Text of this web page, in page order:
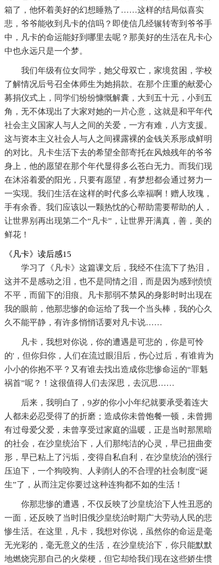
箱了，他怀着美好的幻想睡熟了……这样的结局似喜实
悲，爷爷能收到凡卡的信吗？即使信几经辗转寄到爷爷手
中，凡卡的命运能好到哪里去呢？那美好的生活在凡卡心
中也永远只是一个梦。
我们年级有位女同学，她父母双亡，家境贫困，学校
了解情况后号召全体师生为她捐款。在那个庄重的献爱心
募捐仪式上，同学们纷纷慷慨解囊，大到五十元，小到五
角，无不体现出了大家对她的一片心意，这就是和平年代
社会主义国家人与人之间的关爱，一方有难，八方支援。
这与资本主义社会人与人之间裸露裸的金钱关系形成鲜明
的对比。凡卡生活下去的希望全部寄托在风烛残年的爷爷
身上，他的愿望在那个年代显得多么苍白无力。而我们现
在沐浴着爱的阳光，只要有愿望，有梦想都会通过努力一
一实现。我们生活在这样的时代多么幸福啊！赠人玫瑰，
手有余香。我们应该以一颗热忱的心帮助需要帮助的人，
让世界别再出现第二个“凡卡”，让世界开满真，善，美的
鲜花！
《凡卡》读后感15
学习了《凡卡》这篇课文后，我经不住流下了热泪，
这并不是感动之泪，也不是同情之泪，而是因为感到愤愤
不平，而留下的泪痕。凡卡那弱不禁风的身影时时出现在
我的眼前，他那悲惨的命运给了我一个当头棒，我的心久
久不能平静，有许多悄悄话要对凡卡说……
凡卡，我想对你说，你的遭遇是可悲的，你是可怜
的'，但你归你，人们在流过眼泪后，伤心过后，有谁肯为
小小的你抱不平？又有谁去找出造成你悲惨命运的“罪魁
祸首”呢？！这很值得人们去深思，去沉思……
后来，我明白了，9岁的你小小年纪就要承受着连大
人都未必忍受得了的折磨；造成你未曾饱餐一顿，未曾拥
有过母爱父爱，未曾享受过家庭的温暖，正是当时那黑暗
的社会，在沙皇统治下，人们那纯洁的心灵，早已扭曲变
形，早已粘上了污垢，变得自私自利，在沙皇统治的强行
压迫下，一个狗咬狗、人剥削人的不合理的社会制度“诞
生”了，从而注定你要过这种连狗都不如的生活！
你那悲惨的遭遇，不仅反映了沙皇统治下人性丑恶的
一面，还反映了当时旧俄沙皇统治时期广大劳动人民的悲
惨生活。在这里，凡卡，我想对你说，虽然你的命运是毫
无光彩的，毫无意义的生活，在沙皇统治下，你只能默默
地燃烧完那自己的火柴梗，但它却给我们现在这些娇生惯